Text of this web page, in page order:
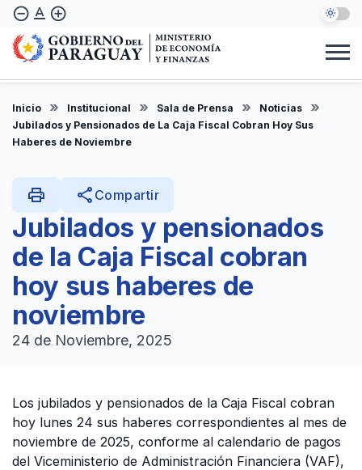
Pasar
contenido
principal
remove_circle_outline text_format add_circle_outline
ES
Inicio Institucional Sala de Prensa
Noticias
Jubilados y Pensionados de La Caja Fiscal Cobran Hoy Sus
Haberes de Noviembre
Jubilados y pensionados
de la Caja Fiscal cobran
hoy sus haberes de
noviembre
24 de Noviembre, 2025
print share Compartir
Los jubilados y pensionados de la Caja Fiscal cobran
hoy lunes 24 sus haberes correspondientes al mes de
noviembre de 2025, conforme al calendario de pagos
del Viceministerio de Administración Financiera (VAF),